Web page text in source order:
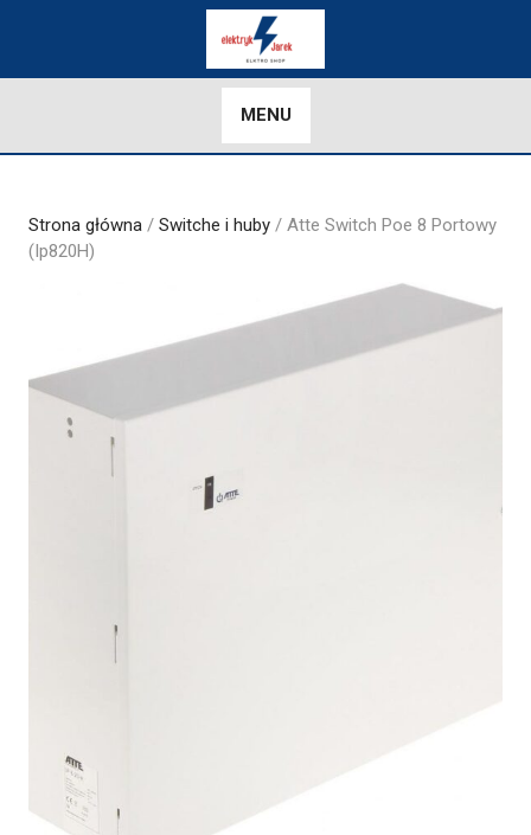
MENU
Strona główna / Switche i huby / Atte Switch Poe 8 Portowy
(Ip820H)